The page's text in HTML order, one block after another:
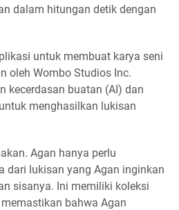
dalam hitungan detik dengan
untuk membuat karya seni
oleh Wombo Studios Inc.
kecerdasan buatan (AI) dan
menghasilkan lukisan
Agan hanya perlu
dari lukisan yang Agan inginkan
sisanya. Ini memiliki koleksi
bahwa Agan